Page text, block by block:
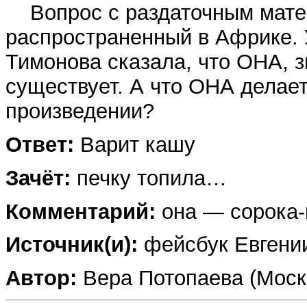
Вопрос с раздаточным
распространенный в Африке.
Тимонова сказала, что ОНА,
существует. А что ОНА
произведении?
Ответ: Варит кашу
Зачёт: печку топила…
Комментарий: она —
Источник(и): фейсбук
Автор: Вера Потопаева